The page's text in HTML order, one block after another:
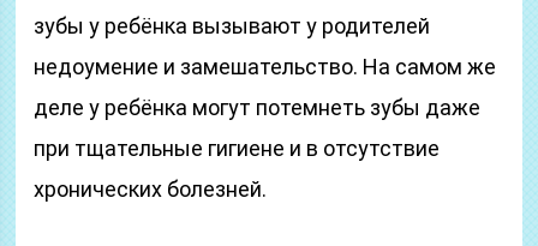
зубы у ребёнка вызывают у родителей
недоумение и замешательство. На самом же
деле у ребёнка могут потемнеть зубы даже
при тщательные гигиене и в отсутствие
хронических болезней.